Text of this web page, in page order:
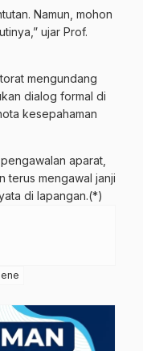
Namun, mohon
ujar Prof.
mengundang
dialog formal di
kesepahaman
aparat,
terus mengawal janji
di lapangan.(*)